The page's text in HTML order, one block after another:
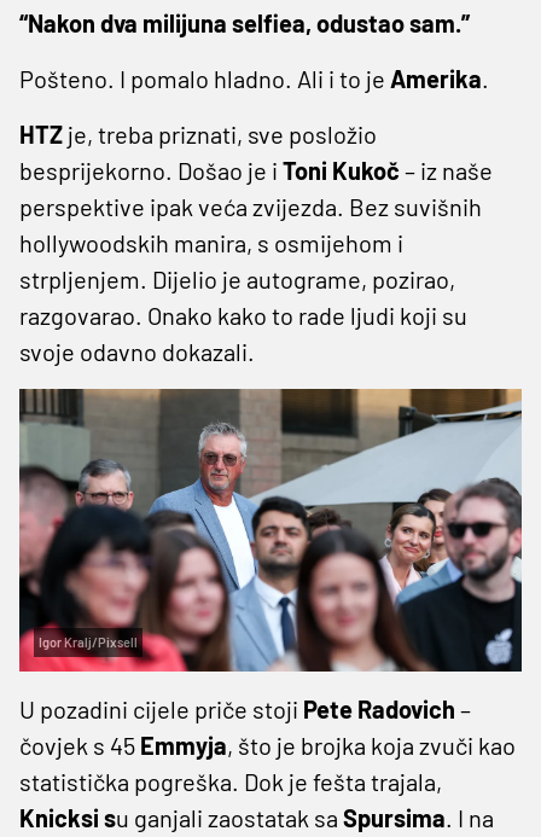
“Nakon dva milijuna selfiea, odustao sam.”
Pošteno. I pomalo hladno. Ali i to je Amerika.
HTZ je, treba priznati, sve posložio
besprijekorno. Došao je i Toni Kukoč – iz naše
perspektive ipak veća zvijezda. Bez suvišnih
hollywoodskih manira, s osmijehom i
strpljenjem. Dijelio je autograme, pozirao,
razgovarao. Onako kako to rade ljudi koji su
svoje odavno dokazali.
Igor Kralj/Pixsell
U pozadini cijele priče stoji Pete Radovich –
čovjek s 45 Emmyja, što je brojka koja zvuči kao
statistička pogreška. Dok je fešta trajala,
Knicksi su ganjali zaostatak sa Spursima. I na